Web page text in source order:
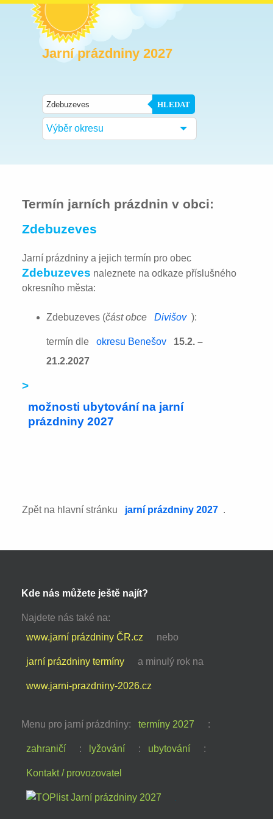
Jarní prázdniny 2027
HLEDAT
Výběr okresu
Termín jarních prázdnin v obci:
Zdebuzeves
Jarní prázdniny a jejich termín pro obec
Zdebuzeves naleznete na odkaze příslušného
okresního města:
Zdebuzeves (část obce Divišov ):
termín dle okresu Benešov
15.2. –
21.2.2027
>
možnosti ubytování na jarní
prázdniny 2027
Zpět na hlavní stránku jarní prázdniny 2027 .
Kde nás můžete ještě najít?
Najdete nás také na:
www.jarní prázdniny ČR.cz
nebo
jarní prázdniny termíny a minulý rok na
www.jarni-prazdniny-2026.cz
Menu pro jarní prázdniny: termíny 2027 :
zahraničí : lyžování : ubytování :
Kontakt / provozovatel